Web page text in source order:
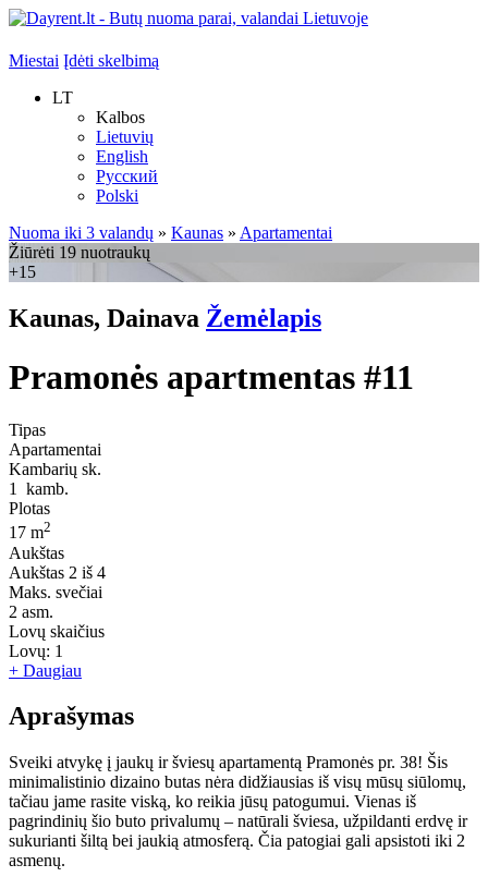
Miestai Įdėti skelbimą
LT
Kalbos
Lietuvių
English
Русский
Polski
Nuoma iki 3 valandų » Kaunas » Apartamentai
Žiūrėti 19 nuotraukų
+15
Kaunas, Dainava Žemėlapis
Pramonės apartmentas #11
Tipas
Apartamentai
Kambarių sk.
1
kamb.
Plotas
17 m2
Aukštas
Aukštas 2 iš 4
Maks. svečiai
2 asm.
Lovų skaičius
Lovų: 1
+ Daugiau
Aprašymas
Sveiki atvykę į jaukų ir šviesų apartamentą Pramonės pr. 38! Šis
minimalistinio dizaino butas nėra didžiausias iš visų mūsų siūlomų,
tačiau jame rasite viską, ko reikia jūsų patogumui. Vienas iš
pagrindinių šio buto privalumų – natūrali šviesa, užpildanti erdvę ir
sukurianti šiltą bei jaukią atmosferą. Čia patogiai gali apsistoti iki 2
asmenų.